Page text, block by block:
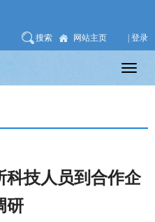
搜索 网站主页 | 登录
科技人员到合作企
研